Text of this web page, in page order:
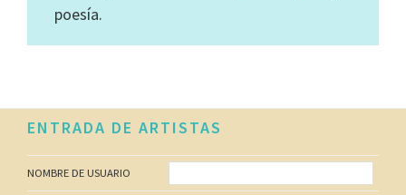
poesía.
Footer
ENTRADA DE ARTISTAS
NOMBRE DE USUARIO